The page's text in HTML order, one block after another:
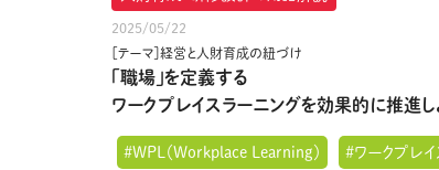
2025/05/22
［テーマ］経営と人財育成の紐づけ
「職場」を定義する
ワークプレイスラーニングを効果的に推進し
#WPL（Workplace Learning） #ワークプレ